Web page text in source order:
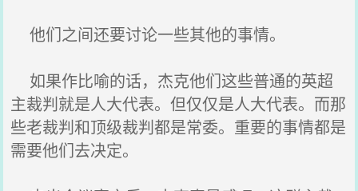
他们之间还要讨论一些其他的事情。
如果作比喻的话，杰克他们这些普通的英超
主裁判就是人大代表。但仅仅是人大代表。而那
些老裁判和顶级裁判都是常委。重要的事情都是
需要他们去决定。